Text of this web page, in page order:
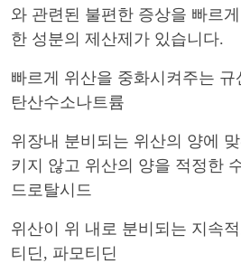
와 관련된 불편한 증상을 빠르
한 성분의 제산제가 있습니다.
빠르게 위산을 중화시켜주는
탄산수소나트륨
위장내 분비되는 위산의 양에
키지 않고 위산의 양을 적정한
드로탈시드
위산이 위 내로 분비되는 지속
티딘, 파모티딘